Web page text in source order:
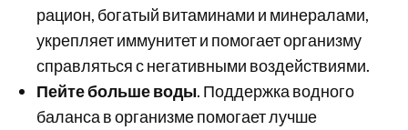
рацион, богатый витаминами и минералами,
укрепляет иммунитет и помогает организму
справляться с негативными воздействиями.
Пейте больше воды. Поддержка водного
баланса в организме помогает лучше